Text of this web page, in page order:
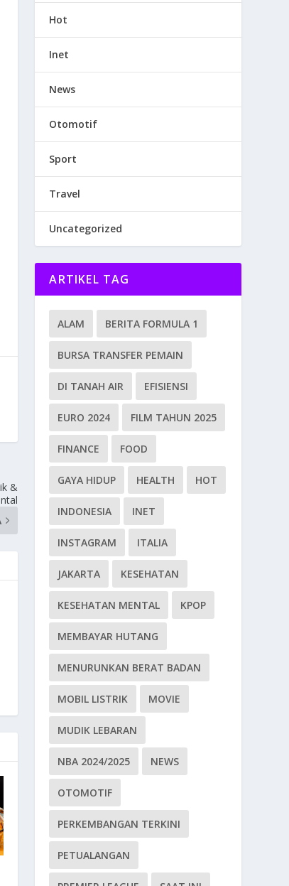
&
Hot
Inet
News
Otomotif
Sport
Travel
Uncategorized
ARTIKEL TAG
ALAM BERITA FORMULA 1
BURSA TRANSFER PEMAIN
DI TANAH AIR EFISIENSI
EURO 2024 FILM TAHUN 2025
FINANCE FOOD
GAYA HIDUP HEALTH HOT
INDONESIA INET
INSTAGRAM ITALIA
JAKARTA KESEHATAN
KESEHATAN MENTAL KPOP
MEMBAYAR HUTANG
MENURUNKAN BERAT BADAN
MOBIL LISTRIK MOVIE
MUDIK LEBARAN
NBA 2024/2025 NEWS
OTOMOTIF
PERKEMBANGAN TERKINI
PETUALANGAN